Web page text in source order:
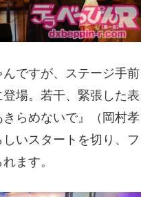
ですが、ステージ手前
場。若干、緊張した表
らめないで』（岡村孝
いスタートを切り、フ
ます。